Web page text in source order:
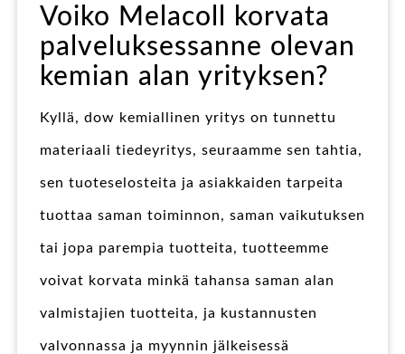
Voiko Melacoll korvata
palveluksessanne olevan
kemian alan yrityksen?
Kyllä, dow kemiallinen yritys on tunnettu
materiaali tiedeyritys, seuraamme sen tahtia,
sen tuoteselosteita ja asiakkaiden tarpeita
tuottaa saman toiminnon, saman vaikutuksen
tai jopa parempia tuotteita, tuotteemme
voivat korvata minkä tahansa saman alan
valmistajien tuotteita, ja kustannusten
valvonnassa ja myynnin jälkeisessä